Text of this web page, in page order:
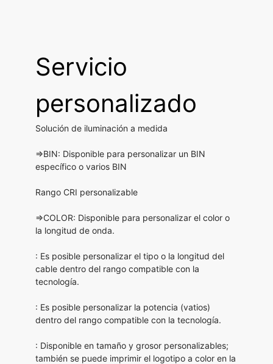
Servicio
personalizado
Solución de iluminación a medida
⇒BIN: Disponible para personalizar un BIN
específico o varios BIN
Rango CRI personalizable
⇒COLOR: Disponible para personalizar el color o
la longitud de onda.
: Es posible personalizar el tipo o la longitud del
cable dentro del rango compatible con la
tecnología.
: Es posible personalizar la potencia (vatios)
dentro del rango compatible con la tecnología.
: Disponible en tamaño y grosor personalizables;
también se puede imprimir el logotipo a color en la